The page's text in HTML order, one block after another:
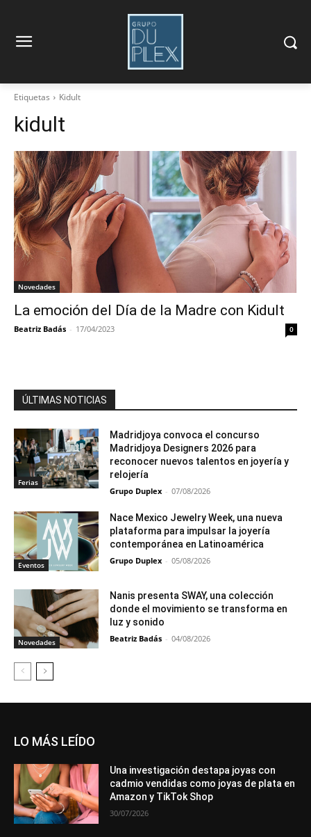
Etiquetas Kidult
kidult
Novedades
La emoción del Día de la Madre con Kidult
Beatriz Badás - 17/04/2023 0
ÚLTIMAS NOTICIAS
Ferias
Madridjoya convoca el concurso
Madridjoya Designers 2026 para
reconocer nuevos talentos en joyería y
relojería
Grupo Duplex - 07/08/2026
Eventos
Nace Mexico Jewelry Week, una nueva
plataforma para impulsar la joyería
contemporánea en Latinoamérica
Grupo Duplex - 05/08/2026
Novedades
Nanis presenta SWAY, una colección
donde el movimiento se transforma en
luz y sonido
Beatriz Badás - 04/08/2026
LO MÁS LEÍDO
Una investigación destapa joyas con
cadmio vendidas como joyas de plata en
Amazon y TikTok Shop
30/07/2026